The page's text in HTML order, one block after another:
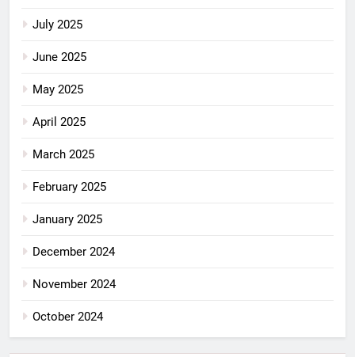
July 2025
June 2025
May 2025
April 2025
March 2025
February 2025
January 2025
December 2024
November 2024
October 2024